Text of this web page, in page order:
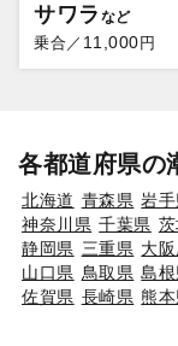
サワラ
乗合／ 11,000円
各都道府県の
北海道 青森県 岩手
神奈川県 千葉県
静岡県 三重県 大
山口県 鳥取県 島根
佐賀県 長崎県 熊本